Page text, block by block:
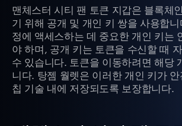
맨체스터 시티 팬 토큰 지갑은 블록체
기 위해 공개 및 개인 키 쌍을 사용합
정에 액세스하는 데 중요한 개인 키는
야 하며, 공개 키는 토큰을 수신할 때
수 있습니다. 토큰을 이동하려면 해당
니다. 탕젬 월렛은 이러한 개인 키가
칩 기술 내에 저장되도록 보장합니다.